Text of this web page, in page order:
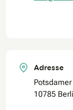
Adresse
Potsdamer
10785